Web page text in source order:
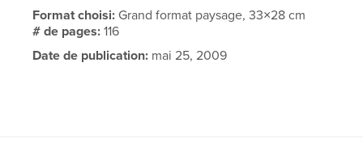
Format choisi: Grand format paysage, 33×28 cm
# de pages:116
Date de publication: mai 25, 2009